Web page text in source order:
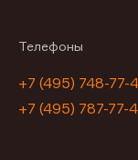
Телефоны
+7 (495) 748-77-
+7 (495) 787-77-